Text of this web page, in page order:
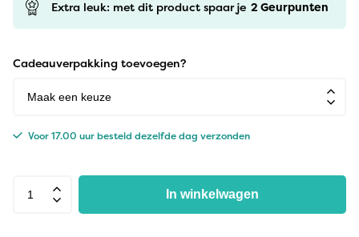
Extra leuk: met dit product spaar je 2 Geurpunten
Cadeauverpakking toevoegen?
Voor 17.00 uur besteld dezelfde dag verzonden
In winkelwagen